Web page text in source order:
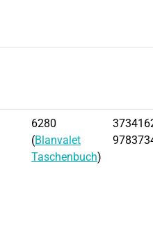
6280
(Blanvalet
Taschenbuch)